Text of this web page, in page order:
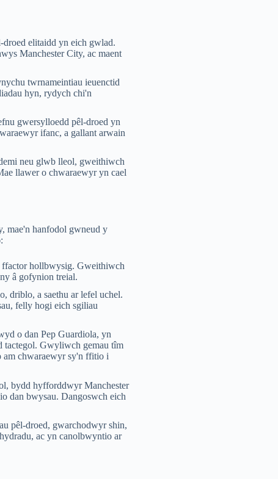
elitaidd yn eich gwlad.
Manchester City, ac maent
twrnameintiau ieuenctid
hyn, rydych chi'n
gwersylloedd pêl-droed yn
ifanc, a gallant arwain
neu glwb lleol, gweithiwch
llawer o chwaraewyr yn cael
mae'n hanfodol gwneud y
hollbwysig. Gweithiwch
â gofynion treial.
driblo, a saethu ar lefel uchel.
felly hogi eich sgiliau
o dan Pep Guardiola, yn
tactegol. Gwyliwch gemau tîm
chwaraewyr sy'n ffitio i
bydd hyfforddwyr Manchester
dan bwysau. Dangoswch eich
pêl-droed, gwarchodwyr shin,
ac yn canolbwyntio ar